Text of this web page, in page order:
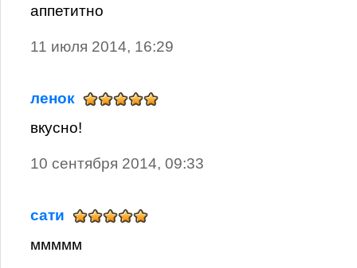
аппетитно
11 июля 2014, 16:29
ленок
вкусно!
10 сентября 2014, 09:33
сати
ммммм